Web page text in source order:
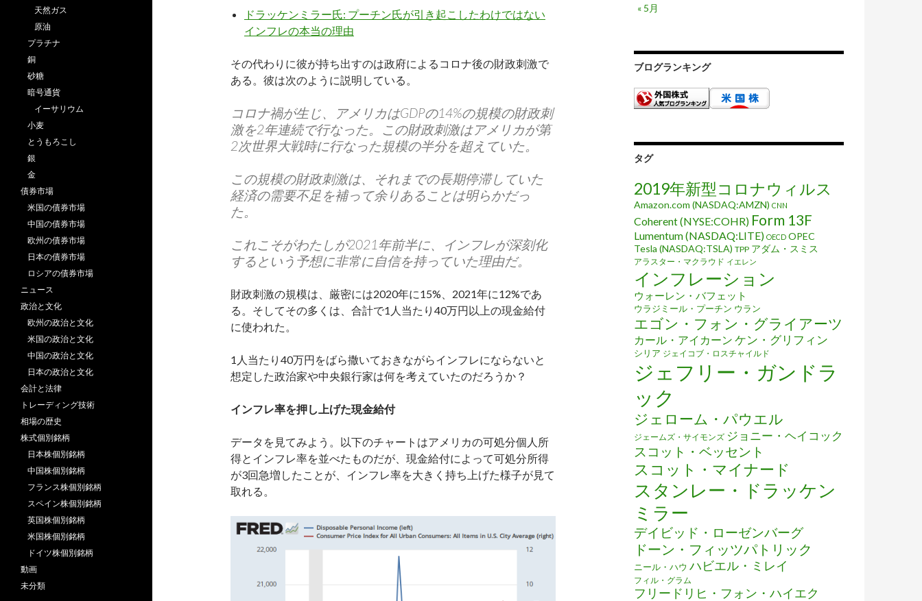
ドラッケンミラー氏: プーチン氏が引き起こしたわけではない
インフレの本当の理由
その代わりに彼が持ち出すのは政府によるコロナ後の財政刺激で
ある。彼は次のように説明している。
コロナ禍が生じ、アメリカはGDPの14%の規模の財政刺
激を2年連続で行なった。この財政刺激はアメリカが第
2次世界大戦時に行なった規模の半分を超えていた。
この規模の財政刺激は、それまでの長期停滞していた
経済の需要不足を補って余りあることは明らかだっ
た。
これこそがわたしが2021年前半に、インフレが深刻化
するという予想に非常に自信を持っていた理由だ。
財政刺激の規模は、厳密には2020年に15%、2021年に12%であ
る。そしてその多くは、合計で1人当たり40万円以上の現金給付
に使われた。
1人当たり40万円をばら撒いておきながらインフレにならないと
想定した政治家や中央銀行家は何を考えていたのだろうか？
インフレ率を押し上げた現金給付
データを見てみよう。以下のチャートはアメリカの可処分個人所
得とインフレ率を並べたものだが、現金給付によって可処分所得
が3回急増したことが、インフレ率を大きく持ち上げた様子が見て
取れる。
« 5月
ブログランキング
タグ
2019年新型コロナウィルス
Amazon.com (NASDAQ:AMZN) CNN
Coherent (NYSE:COHR) Form 13F
Lumentum (NASDAQ:LITE) OECD OPEC
Tesla (NASDAQ:TSLA) TPP アダム・スミス
アラスター・マクラウド イエレン
インフレーション
ウォーレン・バフェット
ウラジミール・プーチン ウラン
エゴン・フォン・グライアーツ
カール・アイカーン ケン・グリフィン
シリア ジェイコブ・ロスチャイルド
ジェフリー・ガンドラ
ック
ジェローム・パウエル
ジェームズ・サイモンズ ジョニー・ヘイコック
スコット・ベッセント
スコット・マイナード
スタンレー・ドラッケン
ミラー
デイビッド・ローゼンバーグ
ドーン・フィッツパトリック
ニール・ハウ ハビエル・ミレイ
フィル・グラム
フリードリヒ・フォン・ハイエク
天然ガス
原油
プラチナ
銅
砂糖
暗号通貨
イーサリウム
小麦
とうもろこし
銀
金
債券市場
米国の債券市場
中国の債券市場
欧州の債券市場
日本の債券市場
ロシアの債券市場
ニュース
政治と文化
欧州の政治と文化
米国の政治と文化
中国の政治と文化
日本の政治と文化
会計と法律
トレーディング技術
相場の歴史
株式個別銘柄
日本株個別銘柄
中国株個別銘柄
フランス株個別銘柄
スペイン株個別銘柄
英国株個別銘柄
米国株個別銘柄
ドイツ株個別銘柄
動画
未分類